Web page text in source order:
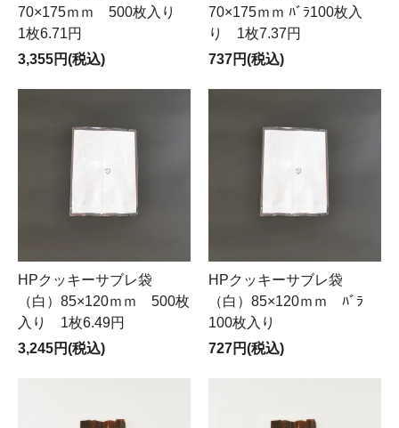
70×175ｍｍ 500枚入り
1枚6.71円
3,355円(税込)
70×175ｍｍ ﾊﾞﾗ100枚入
り 1枚7.37円
737円(税込)
HPクッキーサブレ袋
（白）85×120ｍｍ 500枚
入り 1枚6.49円
3,245円(税込)
HPクッキーサブレ袋
（白）85×120ｍｍ ﾊﾞﾗ
100枚入り
727円(税込)